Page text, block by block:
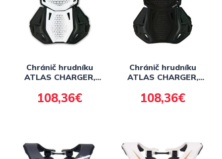
Chránič hrudníku
ATLAS CHARGER,
108,36€
Chránič hrudníku
ATLAS CHARGER,
108,36€